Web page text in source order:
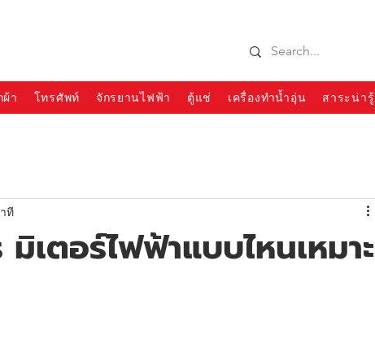
ผ้า โทรศัพท์ จักรยานไฟฟ้า ตู้แช่ เครื่องทำน้ำอุ่น สาระน่ารู้
มิเตอร์ไฟฟ้าแบบไหนเหมาะ
ที